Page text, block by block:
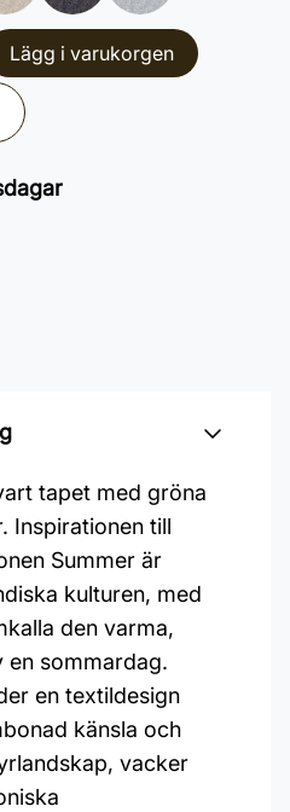
Lägg i varukorgen
tapet med gröna
Inspirationen till
Summer är
kulturen, med
den varma,
en sommardag.
en textildesign
känsla och
vacker